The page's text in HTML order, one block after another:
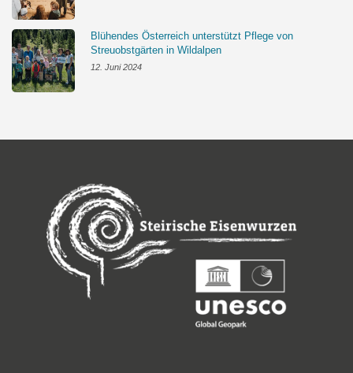
Blühendes Österreich unterstützt Pflege von
Streuobstgärten in Wildalpen
12. Juni 2024